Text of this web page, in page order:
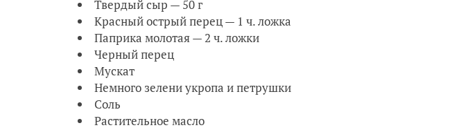
Твердый сыр — 50 г
Красный острый перец — 1 ч. ложка
Паприка молотая — 2 ч. ложки
Черный перец
Мускат
Немного зелени укропа и петрушки
Соль
Растительное масло